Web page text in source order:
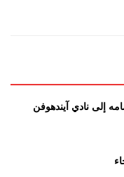
إلى نادي آيندهوفن